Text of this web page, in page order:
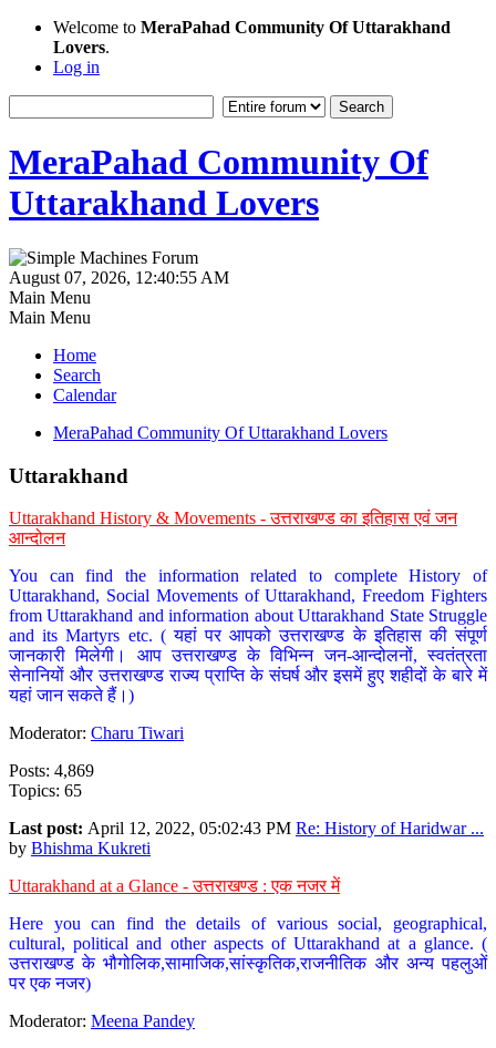
Welcome to MeraPahad Community Of Uttarakhand
Lovers.
Log in
MeraPahad Community Of
Uttarakhand Lovers
August 07, 2026, 12:40:55 AM
Main Menu
Main Menu
Home
Search
Calendar
MeraPahad Community Of Uttarakhand Lovers
Uttarakhand
Uttarakhand History & Movements - उत्तराखण्ड का इतिहास एवं जन
आन्दोलन
You can find the information related to complete History of
Uttarakhand, Social Movements of Uttarakhand, Freedom Fighters
from Uttarakhand and information about Uttarakhand State Struggle
and its Martyrs etc. ( यहां पर आपको उत्तराखण्ड के इतिहास की संपूर्ण
जानकारी मिलेगी। आप उत्तराखण्ड के विभिन्न जन-आन्दोलनों, स्वतंत्रता
सेनानियों और उत्तराखण्ड राज्य प्राप्ति के संघर्ष और इसमें हुए शहीदों के बारे में
यहां जान सकते हैं।)
Moderator: Charu Tiwari
Posts: 4,869
Topics: 65
Last post: April 12, 2022, 05:02:43 PM Re: History of Haridwar ...
by Bhishma Kukreti
Uttarakhand at a Glance - उत्तराखण्ड : एक नजर में
Here you can find the details of various social, geographical,
cultural, political and other aspects of Uttarakhand at a glance. (
उत्तराखण्ड के भौगोलिक,सामाजिक,सांस्कृतिक,राजनीतिक और अन्य पहलुओं
पर एक नजर)
Moderator: Meena Pandey